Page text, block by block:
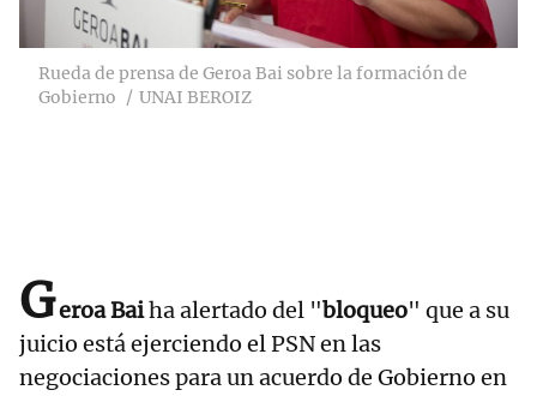
Rueda de prensa de Geroa Bai sobre la formación de
Gobierno
UNAI BEROIZ
Geroa Baiha alertado del "bloqueo" que a su
juicio está ejerciendo el PSN en las
negociaciones para un acuerdo de Gobierno en